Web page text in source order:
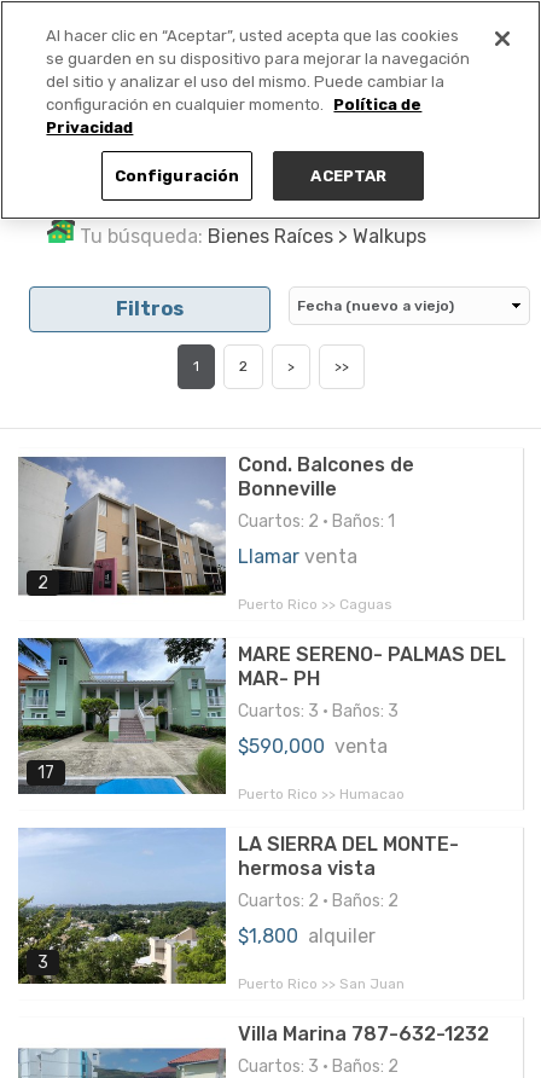
PUBLICA GRATIS +
Tu búsqueda: Bienes Raíces > Walkups
Filtros
1 2 > >>
2
Cond. Balcones de
Bonneville
Cuartos: 2 • Baños: 1
Llamar venta
Puerto Rico >> Caguas
17
MARE SERENO- PALMAS DEL
MAR- PH
Cuartos: 3 • Baños: 3
$590,000 venta
Puerto Rico >> Humacao
3
LA SIERRA DEL MONTE-
hermosa vista
Cuartos: 2 • Baños: 2
$1,800 alquiler
Puerto Rico >> San Juan
Villa Marina 787-632-1232
Cuartos: 3 • Baños: 2
Al hacer clic en “Aceptar”, usted acepta que las cookies
se guarden en su dispositivo para mejorar la navegación
del sitio y analizar el uso del mismo. Puede cambiar la
configuración en cualquier momento.
Política de
Privacidad
Configuración ACEPTAR